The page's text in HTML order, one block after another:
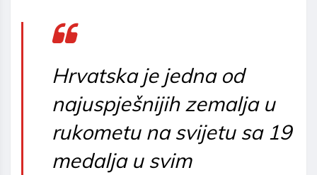
Hrvatska je jedna od
najuspješnijih zemalja u
rukometu na svijetu sa 19
medalja u svim